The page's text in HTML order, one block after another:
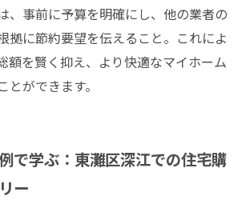
、事前に予算を明確にし、他の業者の
拠に節約要望を伝えること。これによ
額を賢く抑え、より快適なマイホーム
ができます。
で学ぶ：東灘区深江での住宅購
ー